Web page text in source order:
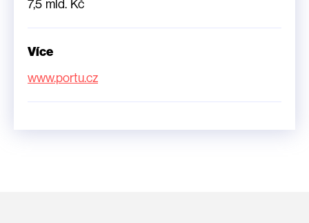
7,5 mld. Kč
Více
www.portu.cz